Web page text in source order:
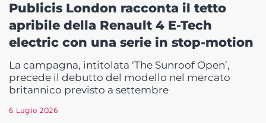
Publicis London racconta il tetto
apribile della Renault 4 E-Tech
electric con una serie in stop-motion
La campagna, intitolata ‘The Sunroof Open’,
precede il debutto del modello nel mercato
britannico previsto a settembre
6 Luglio 2026